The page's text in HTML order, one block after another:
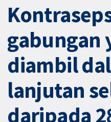
gabungan
diambil
lanjutan
daripada